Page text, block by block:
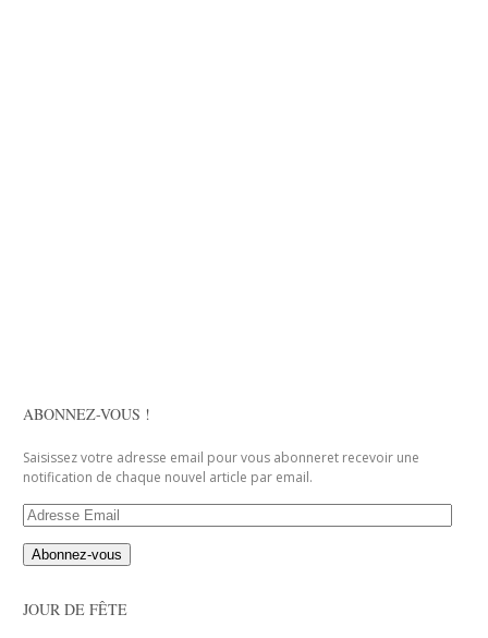
ABONNEZ-VOUS !
Saisissez votre adresse email pour vous abonneret recevoir une
notification de chaque nouvel article par email.
Adresse
Email
JOUR DE FÊTE